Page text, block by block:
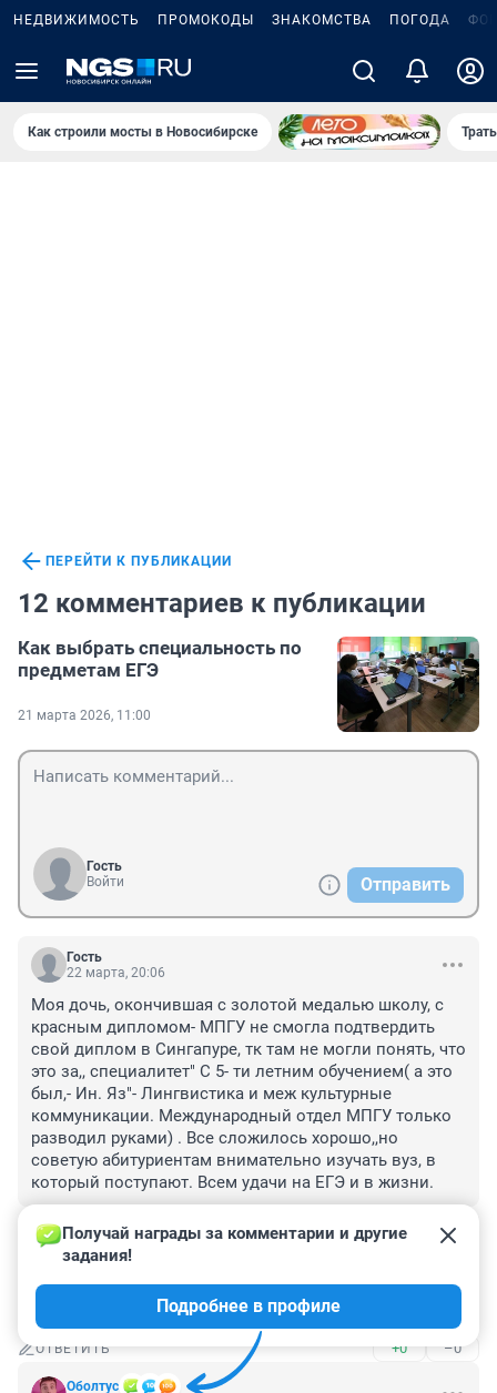
НЕДВИЖИМОСТЬ ПРОМОКОДЫ ЗНАКОМСТВА ПОГОДА
Как строили мосты в Новосибирске
ПЕРЕЙТИ К ПУБЛИКАЦИИ
12 комментариев к публикации
Как выбрать специальность по
предметам ЕГЭ
21 марта 2026, 11:00
Гость
Войти
Отправить
Гость
22 марта, 20:06
Моя дочь, окончившая с золотой медалью школу, с
красным дипломом- МПГУ не смогла подтвердить
свой диплом в Сингапуре, тк там не могли понять, что
это за,, специалитет" С 5- ти летним обучением( а это
был,- Ин. Яз"- Лингвистика и меж культурные
коммуникации. Международный отдел МПГУ только
разводил руками) . Все сложилось хорошо,,но
советую абитуриентам внимательно изучать вуз, в
который поступают. Всем удачи на ЕГЭ и в жизни.
ОТВЕТИТЬ –1
Гость
Отличная перспективка.
ОТВЕТИТЬ +0 –0
Oбoлтуc
Получай награды за комментарии и другие
задания!
Подробнее в профиле